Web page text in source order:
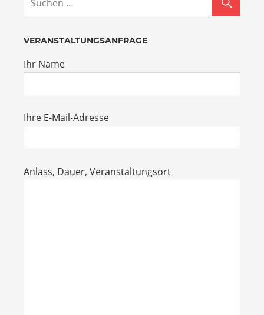
VERANSTALTUNGSANFRAGE
Ihr Name
Ihre E-Mail-Adresse
Anlass, Dauer, Veranstaltungsort